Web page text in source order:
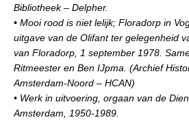
Bibliotheek – Delpher.
• Mooi rood is niet lelijk; Floradorp in
uitgave van de Olifant ter gelegenheid
van Floradorp, 1 september 1978.
Ritmeester en Ben IJpma. (Archief
Amsterdam-Noord – HCAN)
• Werk in uitvoering, orgaan van de
Amsterdam, 1950-1989.